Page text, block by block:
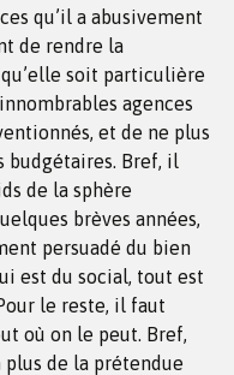
qu’il a abusivement
de rendre la
soit particulière
agences
et de ne plus
budgétaires. Bref, il
de la sphère
brèves années,
persuadé du bien
est du social, tout est
le reste, il faut
où on le peut. Bref,
de la prétendue